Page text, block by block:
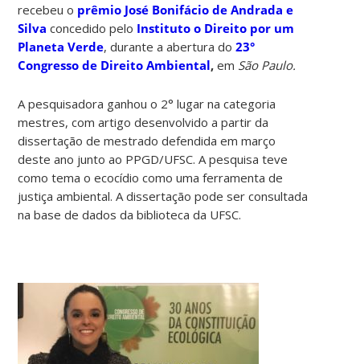
recebeu o prêmio José Bonifácio de Andrada e
Silvaconcedido pelo Instituto o Direito por um
Planeta Verde, durante a abertura do23°
Congresso de Direito Ambiental, em São Paulo.
A pesquisadora ganhou o 2° lugar na categoria
mestres, com artigo desenvolvido a partir da
dissertação de mestrado defendida em março
deste ano junto ao PPGD/UFSC. A pesquisa teve
como tema o ecocídio como uma ferramenta de
justiça ambiental. A dissertação pode ser consultada
na base de dados da biblioteca da UFSC.